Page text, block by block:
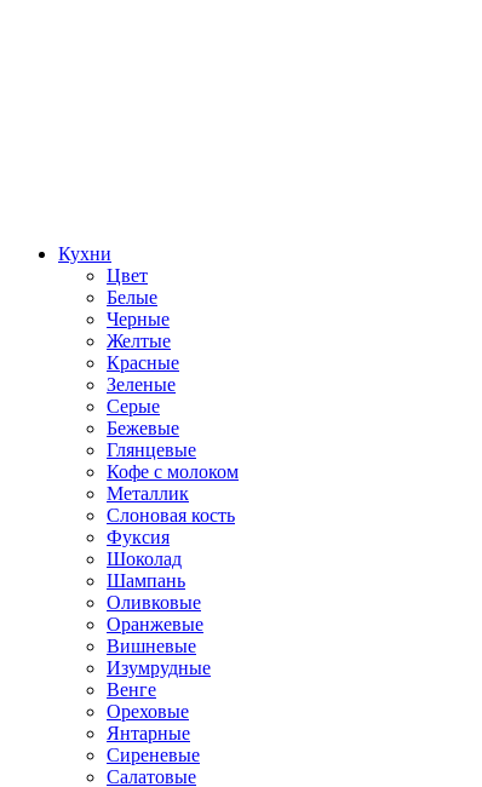
Кухни
Цвет
Белые
Черные
Желтые
Красные
Зеленые
Серые
Бежевые
Глянцевые
Кофе с молоком
Металлик
Слоновая кость
Фуксия
Шоколад
Шампань
Оливковые
Оранжевые
Вишневые
Изумрудные
Венге
Ореховые
Янтарные
Сиреневые
Салатовые